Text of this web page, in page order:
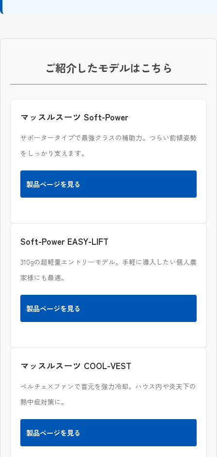
ご紹介したモデルはこちら
マッスルスーツ Soft-Power
サポータータイプで最強クラスの補助力。つらい前傾姿勢
をしっかり支えます。
製品ページを見る
Soft-Power EASY-LIFT
310gの超軽量エントリーモデル。手軽に導入したい個人農
家様にも最適。
製品ページを見る
マッスルスーツ COOL-VEST
ペルチェ×ファンで首元を強力冷却。ハウス内や炎天下の
熱中症対策に。
製品ページを見る